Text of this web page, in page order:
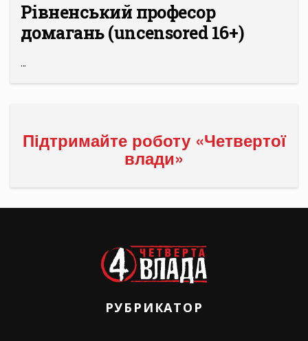
Рівненський професор
домагань (uncensored 16+)
...
Підтримайте роботу «Четвертої
влади»
РУБРИКАТОР